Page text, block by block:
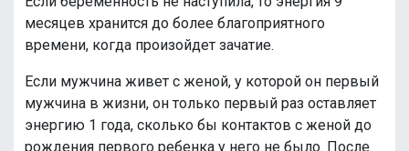
месяцев хранится до более благоприятного
времени, когда произойдет зачатие.
Если мужчина живет с женой, у которой он первый
мужчина в жизни, он только первый раз оставляет
энергию 1 года, сколько бы контактов с женой до
рождения первого ребенка у него не было. После